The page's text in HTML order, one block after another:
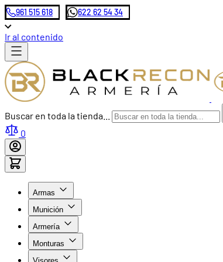
961 515 618 622 62 54 34
Ir al contenido
Buscar en toda la tienda...
0
Armas
Munición
Armería
Monturas